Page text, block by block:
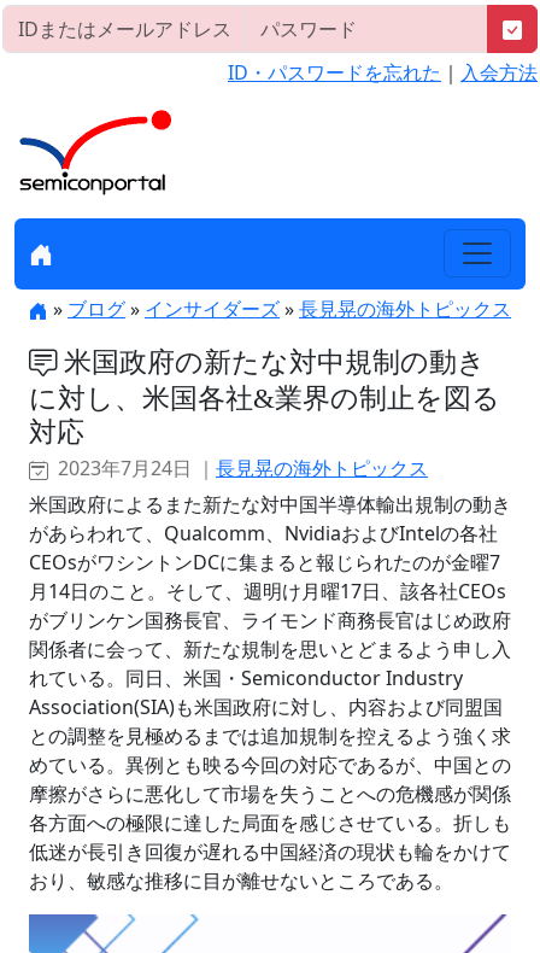
ID・パスワードを忘れた ｜ 入会方法
» ブログ» インサイダーズ»長見晃の海外トピックス
米国政府の新たな対中規制の動き
に対し、米国各社&業界の制止を図る
対応
2023年7月24日 ｜ 長見晃の海外トピックス
米国政府によるまた新たな対中国半導体輸出規制の動き
があらわれて、Qualcomm、NvidiaおよびIntelの各社
CEOsがワシントンDCに集まると報じられたのが金曜7
月14日のこと。そして、週明け月曜17日、該各社CEOs
がブリンケン国務長官、ライモンド商務長官はじめ政府
関係者に会って、新たな規制を思いとどまるよう申し入
れている。同日、米国・Semiconductor Industry
Association(SIA)も米国政府に対し、内容および同盟国
との調整を見極めるまでは追加規制を控えるよう強く求
めている。異例とも映る今回の対応であるが、中国との
摩擦がさらに悪化して市場を失うことへの危機感が関係
各方面への極限に達した局面を感じさせている。折しも
低迷が長引き回復が遅れる中国経済の現状も輪をかけて
おり、敏感な推移に目が離せないところである。